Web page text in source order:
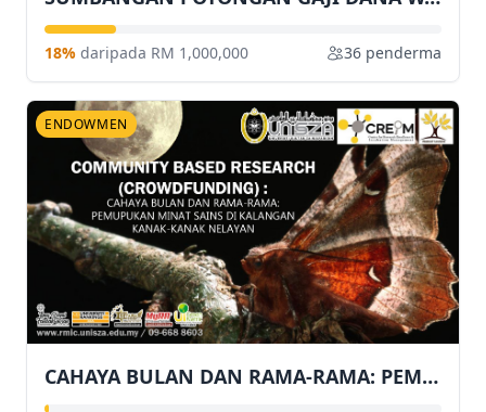
18% daripada RM 1,000,000 36 penderma
ENDOWMEN
CAHAYA BULAN DAN RAMA-RAMA: PEMUPUKAN MINAT SAINS DI KALANGAN KANAK-KANAK NELAYAN